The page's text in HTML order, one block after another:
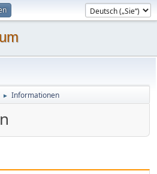
► Informationen